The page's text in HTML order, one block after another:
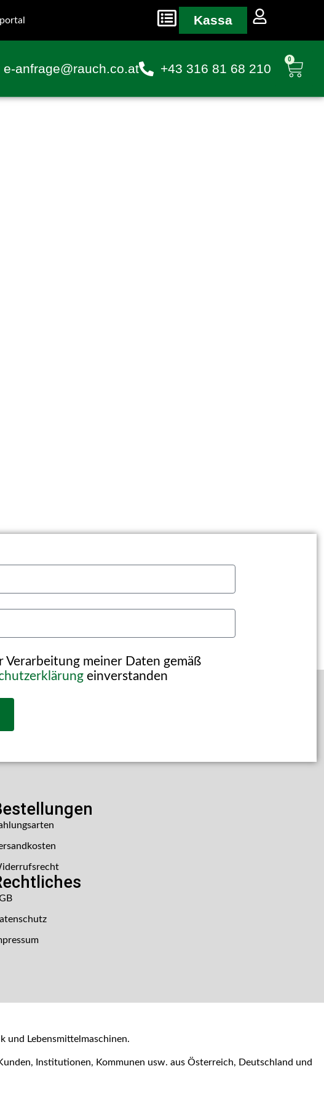
Kassa
e-anfrage@rauch.co.at +43 316 81 68 210
0
Verarbeitung meiner Daten gemäß
einverstanden
und Lebensmittelmaschinen.
Institutionen, Kommunen usw. aus Österreich, Deutschland und